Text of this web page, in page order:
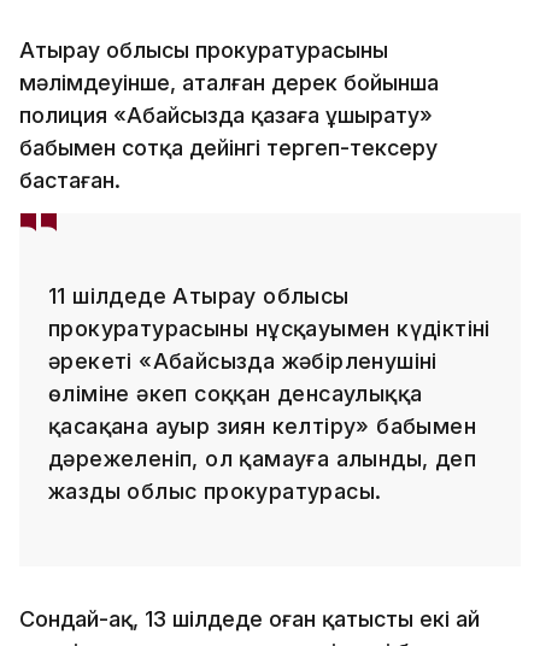
Атырау облысы прокуратурасының
мәлімдеуінше, аталған дерек бойынша
полиция «Абайсызда қазаға ұшырату»
бабымен сотқа дейінгі тергеп-тексеру
бастаған.
11 шілдеде Атырау облысы
прокуратурасының нұсқауымен күдіктінің
әрекеті «Абайсызда жәбірленушінің
өліміне әкеп соққан денсаулыққа
қасақана ауыр зиян келтіру» бабымен
дәрежеленіп, ол қамауға алынды, деп
жазды облыс прокуратурасы.
Сондай-ақ, 13 шілдеде оған қатысты екі ай